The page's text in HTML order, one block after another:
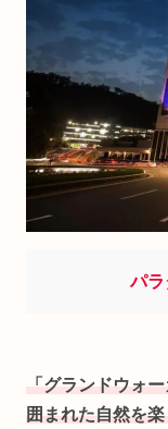
パラ
「グランドウォ
囲まれた自然を